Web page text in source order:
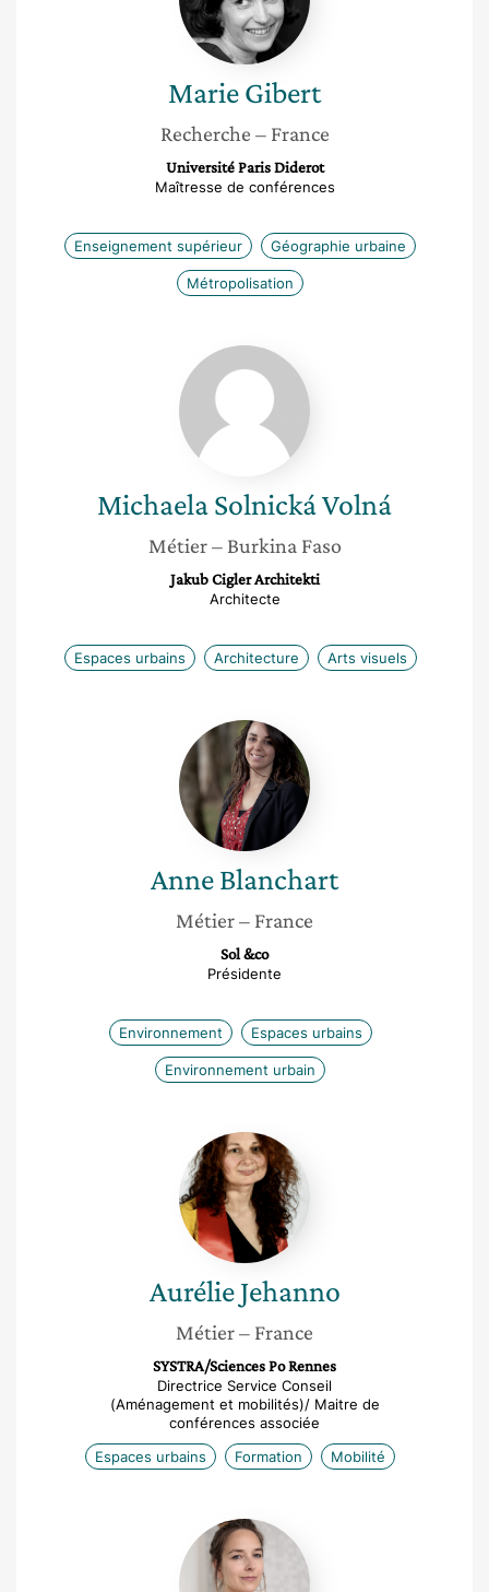
MarieGibert
Recherche – France
Université Paris Diderot
Maîtresse de conférences
Enseignement supérieur Géographie urbaine
Métropolisation
Michaela
Solnická
Volná
MichaelaSolnická Volná
Métier – Burkina Faso
Jakub Cigler Architekti
Architecte
Espaces urbains Architecture Arts visuels
Anne
Blanchart
AnneBlanchart
Métier– France
Sol &co
Présidente
Environnement Espaces urbains
Environnement urbain
Aurélie
Jehanno
Aurélie Jehanno
Métier– France
SYSTRA/Sciences Po Rennes
Directrice Service Conseil
(Aménagement et mobilités)/ Maitre de
conférences associée
Espaces urbains
Formation Mobilité
Océane
Ragoucy